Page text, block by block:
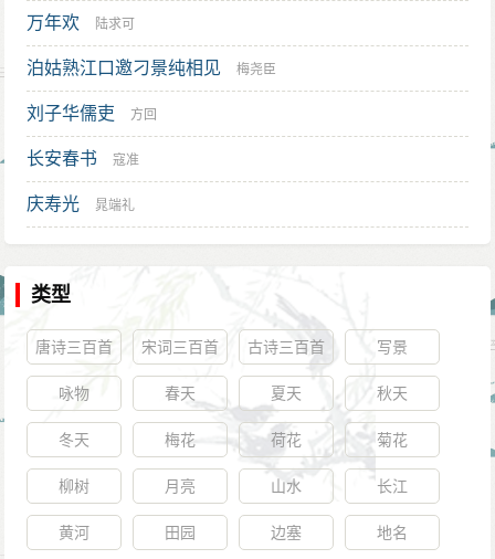
万年欢 陆求可
泊姑熟江口邀刁景纯相见 梅尧臣
刘子华儒吏 方回
长安春书 寇准
庆寿光 晁端礼
类型
唐诗三百首 宋词三百首 古诗三百首 写景
咏物 春天 夏天 秋天
冬天 梅花 荷花 菊花
柳树 月亮 山水 长江
黄河 田园 边塞 地名